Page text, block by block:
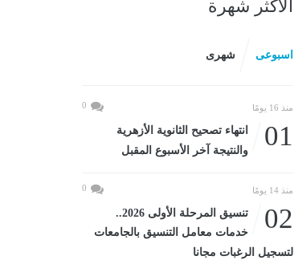
الأكثر شهرة
اسبوعى شهرى
منذ 16 يومًا 0
01
انتهاء تصحيح الثانوية الأزهرية
والنتيجة آخر الأسبوع المقبل
منذ 14 يومًا 0
02
تنسيق المرحلة الأولى 2026..
خدمات معامل التنسيق بالجامعات
لتسجيل الرغبات مجانا